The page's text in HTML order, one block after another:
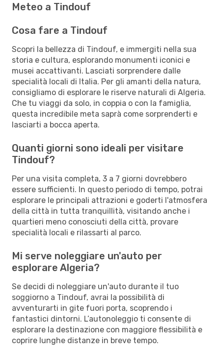
Meteo a Tindouf
Cosa fare a Tindouf
Scopri la bellezza di Tindouf, e immergiti nella sua
storia e cultura, esplorando monumenti iconici e
musei accattivanti. Lasciati sorprendere dalle
specialità locali di Italia. Per gli amanti della natura,
consigliamo di esplorare le riserve naturali di Algeria.
Che tu viaggi da solo, in coppia o con la famiglia,
questa incredibile meta saprà come sorprenderti e
lasciarti a bocca aperta.
Quanti giorni sono ideali per visitare
Tindouf?
Per una visita completa, 3 a 7 giorni dovrebbero
essere sufficienti. In questo periodo di tempo, potrai
esplorare le principali attrazioni e goderti l'atmosfera
della città in tutta tranquillità, visitando anche i
quartieri meno conosciuti della città, provare
specialità locali e rilassarti al parco.
Mi serve noleggiare un'auto per
esplorare Algeria?
Se decidi di noleggiare un'auto durante il tuo
soggiorno a Tindouf, avrai la possibilità di
avventurarti in gite fuori porta, scoprendo i
fantastici dintorni. L’autonoleggio ti consente di
esplorare la destinazione con maggiore flessibilità e
coprire lunghe distanze in breve tempo.